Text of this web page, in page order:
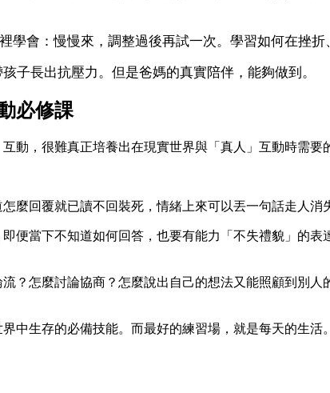
會：慢慢來，調整過後再試一次。學習如何在挫
子長出抗壓力。但是爸媽的真實陪伴，能夠做到。
必修課
動，很難真正培養出在現實世界與「真人」互動時需要
麼回覆就已讀不回裝死，情緒上來可以丟一句話走人消
便當下不知道如何回答，也要有能力「不失禮貌」的
？怎麼討論協商？怎麼說出自己的想法又能照顧到別
中生存的必備技能。而最好的練習場，就是每天的生